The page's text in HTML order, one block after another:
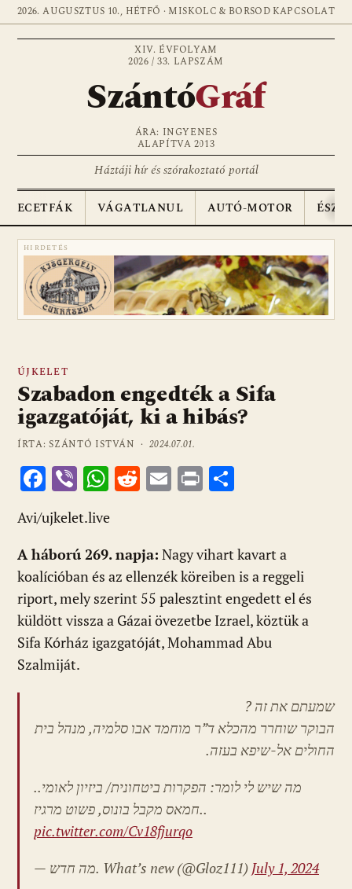
2026. AUGUSZTUS 10., HÉTFŐ · MISKOLC & BORSOD KAPCSOLAT
XIV. ÉVFOLYAM
2026 / 33. LAPSZÁM
SzántóGráf
ÁRA: INGYENES
ALAPÍTVA 2013
Háztáji hír és szórakoztató portál
ECETFÁK VÁGATLANUL AUTÓ-MOTOR
HIRDETÉS
ÚJKELET
Szabadon engedték a Sifa
igazgatóját, ki a hibás?
ÍRTA: SZÁNTÓ ISTVÁN ·2024.07.01.
F
ac
e
b
o
o
k
Vi
b
er
W
at
s
A
p
p
R
di
t
E
l
Pr
m
e
g
Avi/ujkelet.live
A háború 269. napja: Nagy vihart kavart a
koalícióban és az ellenzék köreiben is a reggeli
riport, mely szerint 55 palesztint engedett el és
küldött vissza a Gázai övezetbe Izrael, köztük a
Sifa Kórház igazgatóját, Mohammad Abu
Szalmiját.
שמעתם את זה ?
הבוקר שוחרר מהכלא ד”ר מוחמד אבו סלמיה, מנהל בית
החולים אל-שיפא בעזה.‌‌
מה שיש לי לומר: הפקרות ביטחונית/ ביזיון לאומי..
חמאס מקבל בונוס, פשוט מרגיז..
pic.twitter.com/Cv18fjurqo
— מה חדש. What’s new(@Gloz111) July 1, 2024